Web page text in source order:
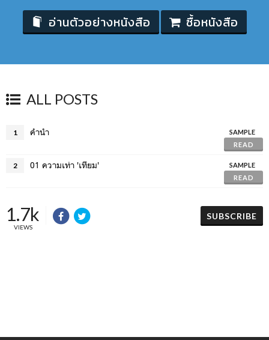
อ่านตัวอย่างหนังสือ ซื้อหนังสือ
ALL POSTS
1 คำนำ
SAMPLE
READ
2 01 ความเท่า 'เทียม'
SAMPLE
READ
1.7k
VIEWS
SUBSCRIBE